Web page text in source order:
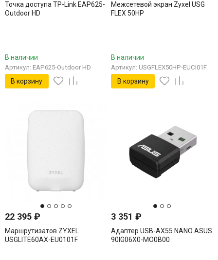
Точка доступа TP-Link EAP625-
Outdoor HD
В наличии
Артикул: EAP625-Outdoor HD
В корзину
Межсетевой экран Zyxel USG
FLEX 50HP
В наличии
Артикул: USGFLEX50HP-EUCI01F
В корзину
22 395 ₽
Маршрутизатов ZYXEL
USGLITE60AX-EU0101F
3 351₽
Адаптер USB-AX55 NANO ASUS
90IG06X0-MO0B00